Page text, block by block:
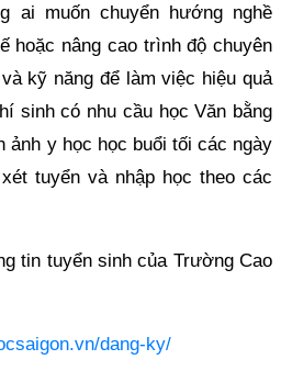
ai muốn chuyển hướng nghề
hoặc nâng cao trình độ chuyên
kỹ năng để làm việc hiệu quả
sinh có nhu cầu học Văn bằng
ảnh y học học buổi tối các ngày
tuyển và nhập học theo các
tin tuyển sinh của Trường Cao
dang-ky/